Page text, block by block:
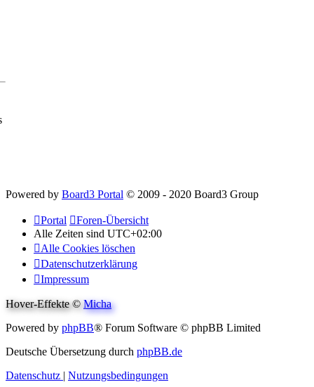
Powered by Board3 Portal © 2009 - 2020 Board3 Group
Portal
Foren-Übersicht
Alle Zeiten sind UTC+02:00
Alle Cookies löschen
Datenschutzerklärung
Impressum
Hover-Effekte © Micha
Powered by phpBB® Forum Software © phpBB Limited
Deutsche Übersetzung durch phpBB.de
Datenschutz | Nutzungsbedingungen